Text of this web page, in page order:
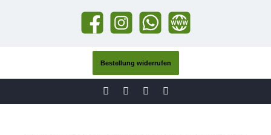
Bestellung widerrufen